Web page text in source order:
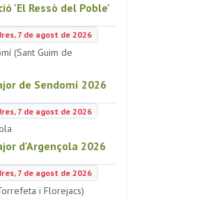
'El Ressò del Poble'
7 de agost de 2026
(Sant Guim de
de Sendomí 2026
7 de agost de 2026
d'Argençola 2026
7 de agost de 2026
i Florejacs)